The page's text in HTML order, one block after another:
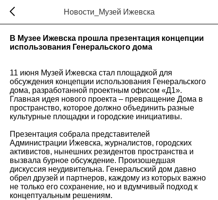
Новости_Музей Ижевска
В Музее Ижевска прошла презентация концепции
использования Генеральского дома
11 июня Музей Ижевска стал площадкой для
обсуждения концепции использования Генеральского
дома, разработанной проектным офисом «Д1».
Главная идея нового проекта – превращение Дома в
пространство, которое должно объединить разные
культурные площадки и городские инициативы.
Презентация собрала представителей
Администрации Ижевска, журналистов, городских
активистов, нынешних резидентов пространства и
вызвала бурное обсуждение. Произошедшая
дискуссия неудивительна. Генеральский дом давно
обрел друзей и партнеров, каждому из которых важно
не только его сохранение, но и вдумчивый подход к
концептуальным решениям.